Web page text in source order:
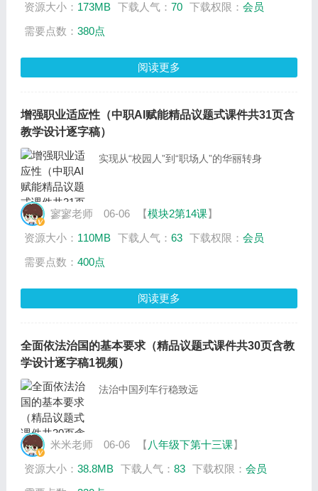
资源大小： 173MB 下载人气： 70 下载权限： 会员
需要点数： 380点
阅读更多
增强职业适应性（中职AI赋能精品议题式课件共31页含
教学设计逐字稿）
实现从“校园人”到“职场人”的华丽转身
寥寥老师 06-06 【模块2第14课】
资源大小： 110MB 下载人气： 63 下载权限： 会员
需要点数： 400点
阅读更多
全面依法治国的基本要求（精品议题式课件共30页含教
学设计逐字稿1视频）
法治中国列车行稳致远
米米老师 06-06 【 八年级下第十三课】
资源大小： 38.8MB 下载人气： 83 下载权限： 会员